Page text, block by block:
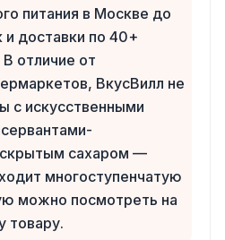
питания в Москве до
и доставки по 40+
отличие от
ВкусВилл не
с искусственными
скрытым сахаром —
многоступенчатую
можно посмотреть на
товару.